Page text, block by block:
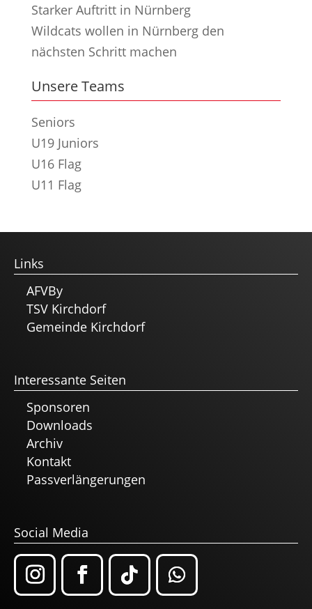
Starker Auftritt in Nürnberg
Wildcats wollen in Nürnberg den
nächsten Schritt machen
Unsere Teams
Seniors
U19 Juniors
U16 Flag
U11 Flag
Links
AFVBy
TSV Kirchdorf
Gemeinde Kirchdorf
Interessante Seiten
Sponsoren
Downloads
Archiv
Kontakt
Passverlängerungen
Social Media